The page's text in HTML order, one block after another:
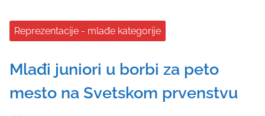
Reprezentacije - mlađe kategorije
Mlađi juniori u borbi za peto
mesto na Svetskom prvenstvu